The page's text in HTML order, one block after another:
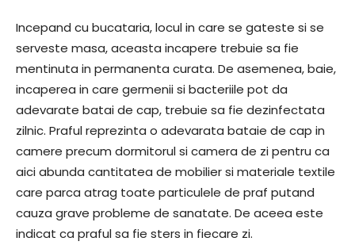
Incepand cu bucataria, locul in care se gateste si se
serveste masa, aceasta incapere trebuie sa fie
mentinuta in permanenta curata. De asemenea, baie,
incaperea in care germenii si bacteriile pot da
adevarate batai de cap, trebuie sa fie dezinfectata
zilnic. Praful reprezinta o adevarata bataie de cap in
camere precum dormitorul si camera de zi pentru ca
aici abunda cantitatea de mobilier si materiale textile
care parca atrag toate particulele de praf putand
cauza grave probleme de sanatate. De aceea este
indicat ca praful sa fie sters in fiecare zi.